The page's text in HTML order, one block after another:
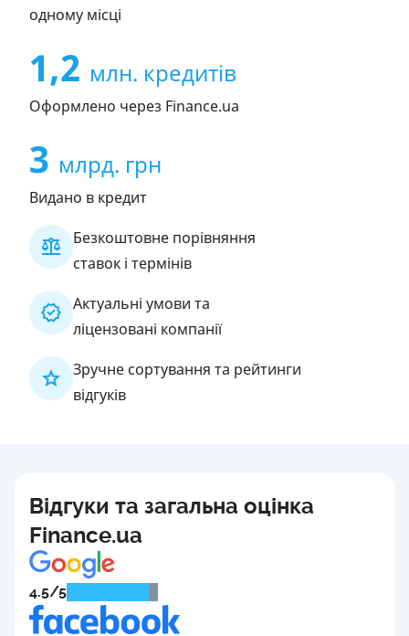
одному місці
1,2 млн. кредитів
Оформлено через Finance.ua
3 млрд. грн
Видано в кредит
Безкоштовне порівняння
ставок і термінів
Актуальні умови та
ліцензовані компанії
Зручне сортування та рейтинги
відгуків
Відгуки та загальна оцінка
Finance.ua
4.5/5